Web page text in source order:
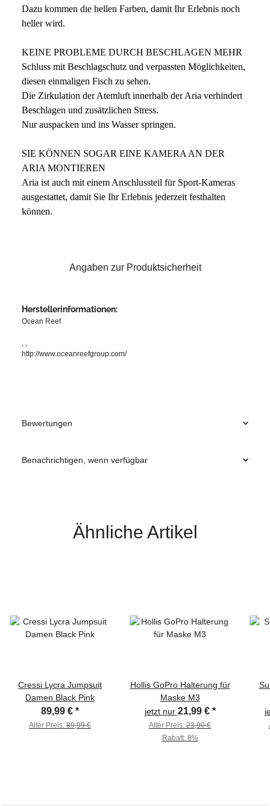
Dazu kommen die hellen Farben, damit Ihr Erlebnis noch
heller wird.
KEINE PROBLEME DURCH BESCHLAGEN MEHR
Schluss mit Beschlagschutz und verpassten Möglichkeiten,
diesen einmaligen Fisch zu sehen.
Die Zirkulation der Atemluft innerhalb der Aria verhindert
Beschlagen und zusätzlichen Stress.
Nur auspacken und ins Wasser springen.
SIE KÖNNEN SOGAR EINE KAMERA AN DER
ARIA MONTIEREN
Aria ist auch mit einem Anschlussteil für Sport-Kameras
ausgestattet, damit Sie Ihr Erlebnis jederzeit festhalten
können.
Angaben zur Produktsicherheit
Herstellerinformationen:
Ocean Reef
http://www.oceanreefgroup.com/
Bewertungen
Benachrichtigen, wenn verfügbar
Ähnliche Artikel
Cressi Lycra Jumpsuit
Damen Black Pink
89,99 € *
Alter Preis: 89,99 €
Hollis GoPro Halterung für
Maske M3
jetzt nur 21,99 € *
Alter Preis: 23,90 €
Rabatt: 8%